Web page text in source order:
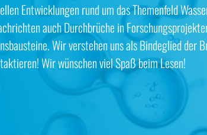
Entwicklungen rund um das Themenfeld
auch Durchbrüche in
Wir verstehen uns als Bindeglied der
Wir wünschen viel Spaß beim Lesen!